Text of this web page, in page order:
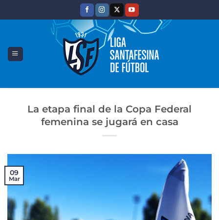
La etapa final de la Copa Federal
femenina se jugará en casa
09
Mar